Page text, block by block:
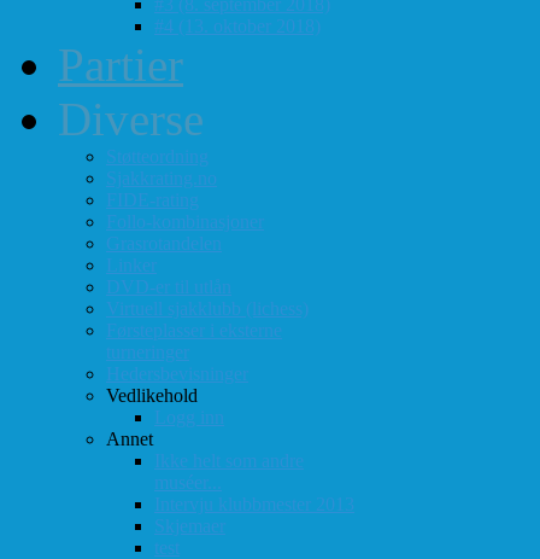
#4 (13. oktober 2018)
Partier
Diverse
Støtteordning
Sjakkrating.no
FIDE-rating
Follo-kombinasjoner
Grasrotandelen
Linker
DVD-er til utlån
Virtuell sjakklubb (lichess)
Førsteplasser i eksterne
turneringer
Hedersbevisninger
Vedlikehold
Logg inn
Annet
Ikke helt som andre
muséer...
Intervju klubbmester 2013
Skjemaer
test